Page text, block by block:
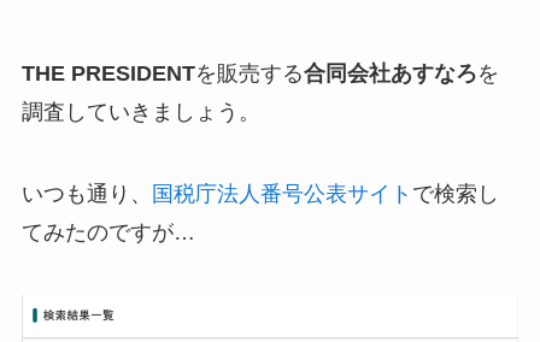
THE PRESIDENTを販売する合同会社あすなろを
調査していきましょう。
いつも通り、 国税庁法人番号公表サイト で検索し
てみたのですが…